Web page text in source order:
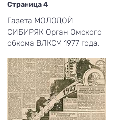
Страница 4
Газета МОЛОДОЙ
СИБИРЯК Орган Омского
обкома ВЛКСМ 1977 года.